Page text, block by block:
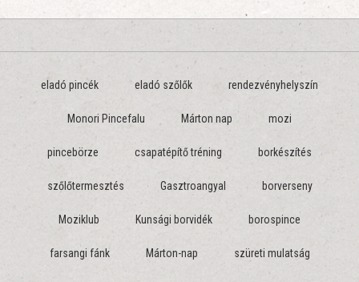
eladó pincék eladó szőlők rendezvényhelyszín
Monori Pincefalu Márton nap mozi
pincebörze csapatépítő tréning borkészítés
szőlőtermesztés Gasztroangyal borverseny
Moziklub Kunsági borvidék borospince
farsangi fánk Márton-nap szüreti mulatság